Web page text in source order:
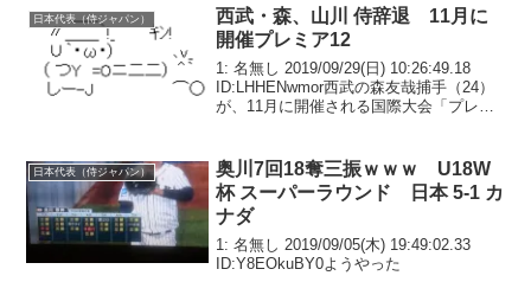
る侍ジャパンの出場選手変更...
日本代表（侍ジャパン）
西武・森、山川 侍辞退 11月に
開催プレミア12
1: 名無し 2019/09/29(日) 10:26:49.18
ID:LHHENwmor西武の森友哉捕手（24）
が、11月に開催される国際大会「プレミ
ッフ会議で...
日本代表（侍ジャパン）
奥川7回18奪三振ｗｗｗ U18W
杯 スーパーラウンド 日本 5-1 カ
ナダ
1: 名無し 2019/09/05(木) 19:49:02.33
ID:Y8EOkuBY0ようやった